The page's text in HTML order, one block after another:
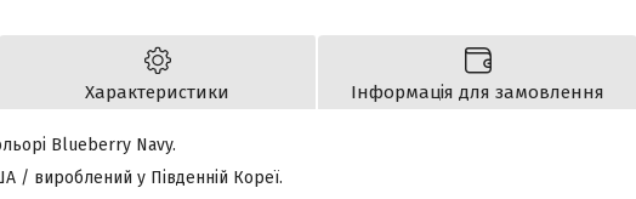
Характеристики Інформація для замовлення
Blueberry Navy.
/ вироблений у Південній Кореї.